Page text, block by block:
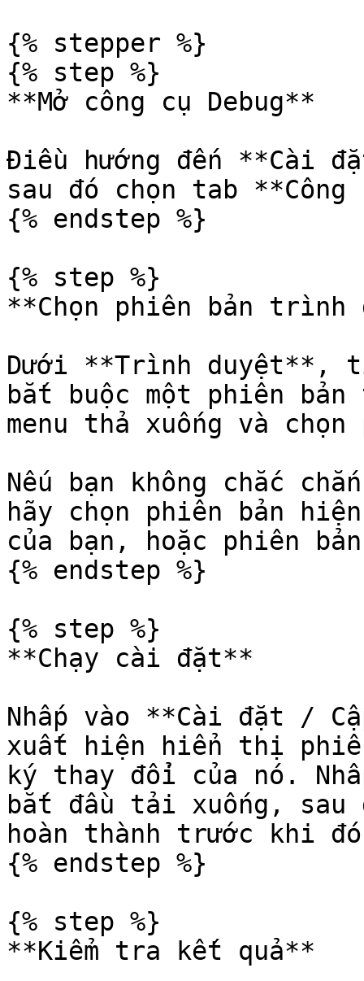
{% stepper %}
{% step %}
**Mở công cụ Debug**
Điều hướng đến **Cài
sau đó chọn tab **Công
{% endstep %}
{% step %}
**Chọn phiên bản trình
Dưới **Trình duyệt**,
bắt buộc một phiên
menu thả xuống và
Nếu bạn không chắc
hãy chọn phiên bản
của bạn, hoặc phiên
{% endstep %}
{% step %}
**Chạy cài đặt**
Nhấp vào **Cài đặt /
xuất hiện hiển thị
ký thay đổi của nó.
bắt đầu tải xuống,
hoàn thành trước khi
{% endstep %}
{% step %}
**Kiểm tra kết quả**